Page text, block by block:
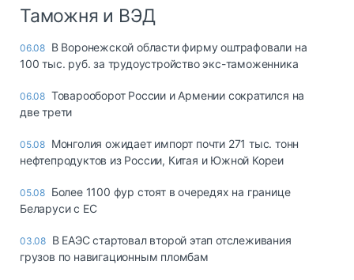
Таможня и ВЭД
06.08 В Воронежской области фирму оштрафовали на
100 тыс. руб. за трудоустройство экс-таможенника
06.08 Товарооборот России и Армении сократился на
две трети
05.08 Монголия ожидает импорт почти 271 тыс. тонн
нефтепродуктов из России, Китая и Южной Кореи
05.08 Более 1100 фур стоят в очередях на границе
Беларуси с ЕС
03.08 В ЕАЭС стартовал второй этап отслеживания
грузов по навигационным пломбам